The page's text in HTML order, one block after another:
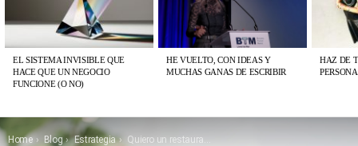
EL SISTEMA INVISIBLE QUE
HACE QUE UN NEGOCIO
FUNCIONE (O NO)
HE VUELTO, CON IDEAS Y
MUCHAS GANAS DE ESCRIBIR
HAZ DE
You are here:
Home Blog Estrategia Quiero un restaurante ¿traspaso o empezar desde cero?